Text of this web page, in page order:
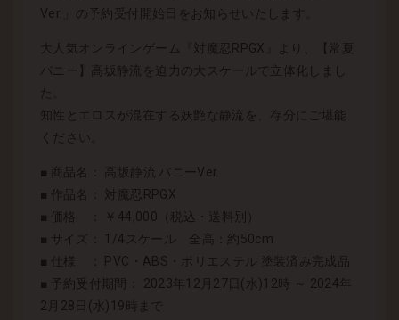
Ver.」の予約受付開始日をお知らせいたします。
大人気オンラインゲーム『対魔忍RPGX』より、【常夏
バニー】高坂静流を迫力の大スケールで立体化しまし
た。
知性とエロスが混在する妖艶な静流を、存分にご堪能
ください。
■ 商品名： 高坂静流 バニーVer.
■ 作品名： 対魔忍RPGX
■ 価格 ： ￥44,000（税込・送料別）
■ サイズ： 1/4スケール 全高：約50cm
■ 仕様 ： PVC・ABS・ポリエステル 塗装済み完成品
■ 予約受付期間： 2023年12月27日(水)12時 ～ 2024年
2月28日(水)19時まで